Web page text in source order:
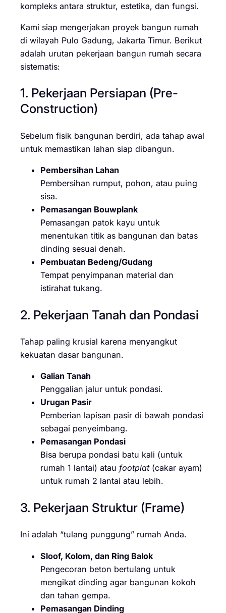
kompleks antara struktur, estetika, dan fungsi.
Kami siap mengerjakan proyek bangun rumah
di wilayah Pulo Gadung, Jakarta Timur. Berikut
adalah urutan pekerjaan bangun rumah secara
sistematis:
1. Pekerjaan Persiapan (Pre-
Construction)
Sebelum fisik bangunan berdiri, ada tahap awal
untuk memastikan lahan siap dibangun.
Pembersihan Lahan
Pembersihan rumput, pohon, atau puing
sisa.
Pemasangan Bouwplank
Pemasangan patok kayu untuk
menentukan titik as bangunan dan batas
dinding sesuai denah.
Pembuatan Bedeng/Gudang
Tempat penyimpanan material dan
istirahat tukang.
2. Pekerjaan Tanah dan Pondasi
Tahap paling krusial karena menyangkut
kekuatan dasar bangunan.
Galian Tanah
Penggalian jalur untuk pondasi.
Urugan Pasir
Pemberian lapisan pasir di bawah pondasi
sebagai penyeimbang.
Pemasangan Pondasi
Bisa berupa pondasi batu kali (untuk
rumah 1 lantai) atau footplat(cakar ayam)
untuk rumah 2 lantai atau lebih.
3. Pekerjaan Struktur (Frame)
Ini adalah “tulang punggung” rumah Anda.
Sloof, Kolom, dan Ring Balok
Pengecoran beton bertulang untuk
mengikat dinding agar bangunan kokoh
dan tahan gempa.
Pemasangan Dinding